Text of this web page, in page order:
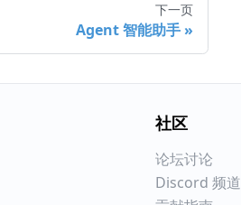
下一页
Agent 智能助手
社区
论坛讨论
Discord 频道